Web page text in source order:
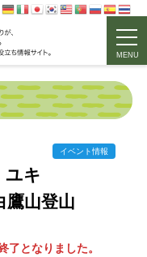
MENU
イベント情報
ユキ
鷹山登山
となりました。